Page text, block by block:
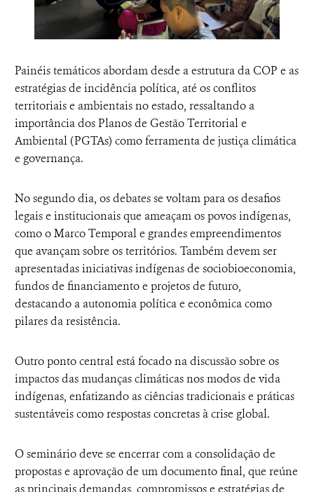
Painéis temáticos abordam desde a estrutura da COP e as
estratégias de incidência política, até os conflitos
territoriais e ambientais no estado, ressaltando a
importância dos Planos de Gestão Territorial e
Ambiental (PGTAs) como ferramenta de justiça climática
e governança.
No segundo dia, os debates se voltam para os desafios
legais e institucionais que ameaçam os povos indígenas,
como o Marco Temporal e grandes empreendimentos
que avançam sobre os territórios. Também devem ser
apresentadas iniciativas indígenas de sociobioeconomia,
fundos de financiamento e projetos de futuro,
destacando a autonomia política e econômica como
pilares da resistência.
Outro ponto central está focado na discussão sobre os
impactos das mudanças climáticas nos modos de vida
indígenas, enfatizando as ciências tradicionais e práticas
sustentáveis como respostas concretas à crise global.
O seminário deve se encerrar com a consolidação de
propostas e aprovação de um documento final, que reúne
as principais demandas, compromissos e estratégias de